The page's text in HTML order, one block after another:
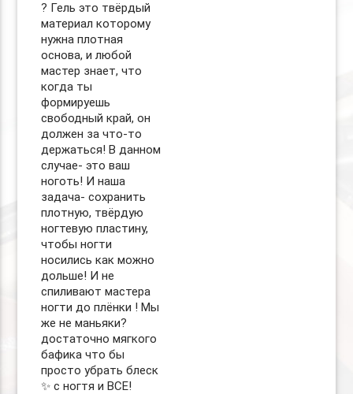
? Гель это твёрдый
материал которому
нужна плотная
основа, и любой
мастер знает, что
когда ты
формируешь
свободный край, он
должен за что-то
держаться! В данном
случае- это ваш
ноготь! И наша
задача- сохранить
плотную, твёрдую
ногтевую пластину,
чтобы ногти
носились как можно
дольше! И не
спиливают мастера
ногти до плёнки ! Мы
же не маньяки?
достаточно мягкого
бафика что бы
просто убрать блеск
✨ с ногтя и ВСЕ!